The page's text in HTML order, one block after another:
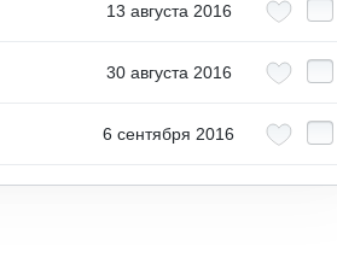
13 августа 2016
30 августа 2016
6 сентября 2016